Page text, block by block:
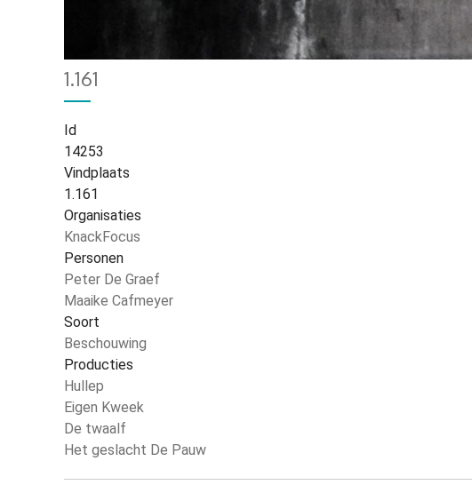
Kruimelpad
1.161
Id
14253
Vindplaats
1.161
Organisaties
KnackFocus
Personen
Peter De Graef
Maaike Cafmeyer
Soort
Beschouwing
Producties
Hullep
Eigen Kweek
De twaalf
Het geslacht De Pauw